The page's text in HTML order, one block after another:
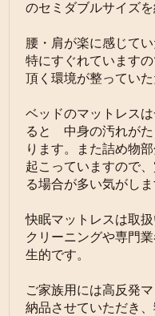
のセミダブルサイズ
腰・肩が楽に感じて
特にすぐれています
頂く環境が整ってい
ベッドのマットレス
ると 中身の汚れがた
ります。また詰め物
起こっていますので
る場合が多い気がしま
快眠マットレスは取
クリーニングや専門
生的です。
ご家族用には高反発
納品させていただき